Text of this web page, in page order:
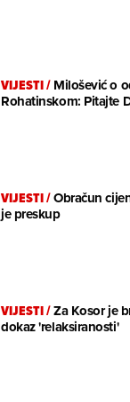
VIJESTI/Milošević o
Rohatinskom: Pitajte
VIJESTI/Obračun
je preskup
VIJESTI/Za Kosor je
dokaz 'relaksiranosti'